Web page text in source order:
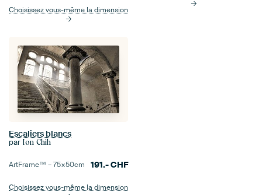
Choisissez vous-même la dimension
Escaliers blancs
par Ion Chih
ArtFrame™ –75×50cm 191.-CHF
Choisissez vous-même la dimension